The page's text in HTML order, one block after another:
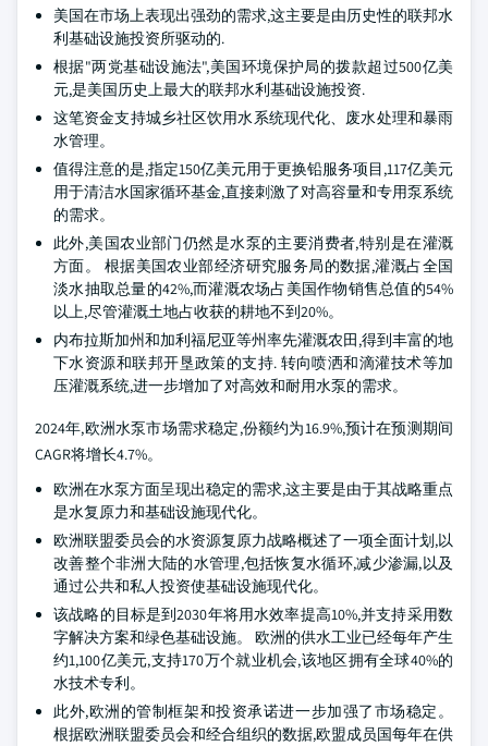
美国在市场上表现出强劲的需求,这主要是由历史性的联邦水
利基础设施投资所驱动的.
根据"两党基础设施法",美国环境保护局的拨款超过500亿美
元,是美国历史上最大的联邦水利基础设施投资.
这笔资金支持城乡社区饮用水系统现代化、废水处理和暴雨
水管理。
值得注意的是,指定150亿美元用于更换铅服务项目,117亿美元
用于清洁水国家循环基金,直接刺激了对高容量和专用泵系统
的需求。
此外,美国农业部门仍然是水泵的主要消费者,特别是在灌溉
方面。 根据美国农业部经济研究服务局的数据,灌溉占全国
淡水抽取总量的42%,而灌溉农场占美国作物销售总值的54%
以上,尽管灌溉土地占收获的耕地不到20%。
内布拉斯加州和加利福尼亚等州率先灌溉农田,得到丰富的地
下水资源和联邦开垦政策的支持. 转向喷洒和滴灌技术等加
压灌溉系统,进一步增加了对高效和耐用水泵的需求。
2024年,欧洲水泵市场需求稳定,份额约为16.9%,预计在预测期间
CAGR将增长4.7%。
欧洲在水泵方面呈现出稳定的需求,这主要是由于其战略重点
是水复原力和基础设施现代化。
欧洲联盟委员会的水资源复原力战略概述了一项全面计划,以
改善整个非洲大陆的水管理,包括恢复水循环,减少渗漏,以及
通过公共和私人投资使基础设施现代化。
该战略的目标是到2030年将用水效率提高10%,并支持采用数
字解决方案和绿色基础设施。 欧洲的供水工业已经每年产生
约1,100亿美元,支持170万个就业机会,该地区拥有全球40%的
水技术专利。
此外,欧洲的管制框架和投资承诺进一步加强了市场稳定。
根据欧洲联盟委员会和经合组织的数据,欧盟成员国每年在供